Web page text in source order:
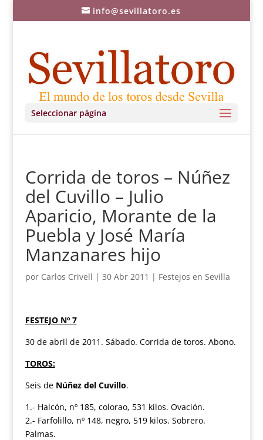
info@sevillatoro.es
Seleccionar página
Corrida de toros – Núñez
del Cuvillo – Julio
Aparicio, Morante de la
Puebla y José María
Manzanares hijo
por Carlos Crivell | 30 Abr 2011 | Festejos en Sevilla
FESTEJO Nº 7
30 de abril de 2011. Sábado. Corrida de toros. Abono.
TOROS:
Seis de Núñez del Cuvillo.
1.- Halcón, nº 185, colorao, 531 kilos. Ovación.
2.- Farfolillo, nº 148, negro, 519 kilos. Sobrero.
Palmas.